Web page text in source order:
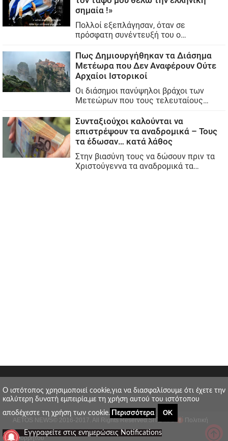
AETOS NEWS © 2016-2017. All Rights Reserved.SITE MAP Πολιτική
απορρήτου
O ιστότοπος χρησιμοποιεί cookie,για να διασφαλίσουμε ότι έχετε την
καλύτερη δυνατή εμπειρία,με τη χρήση αυτού του ιστότοπου
αποδέχεστε τη χρήση των cookie.
Περισσότερα ΟΚ
_ Εγγραφείτε στις ενημερώσεις Notifications